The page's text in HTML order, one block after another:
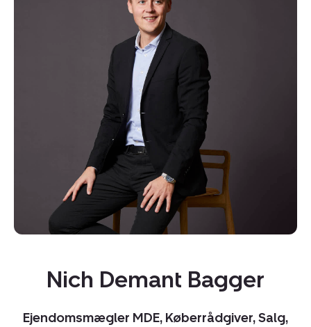
Nich Demant Bagger
Ejendomsmægler MDE, Køberrådgiver, Salg,
Kopier link
Del via mail